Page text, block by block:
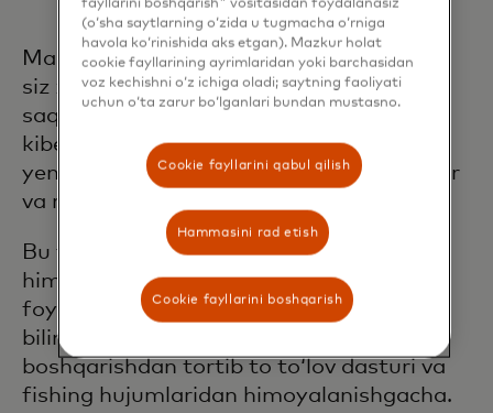
Mastercard Ishonch Markazi yordamida
siz xakerlar va firibgarlardan xavfsizroq
saqlashga yordam beradigan
kiberxavfsizlikning murakkabligini
yengillashtiradigan ma'lumotlar, vositalar
va resurslarga kirishingiz mumkin.
Bu yerda biz biznesingizni yaxshiroq
himoya qilish uchun darhol
foydalanishingiz mumkin bo'lgan muhim
bilimlardan boshlaymiz — parollarni
boshqarishdan tortib to to‘lov dasturi va
fishing hujumlaridan himoyalanishgacha.
fayllarini boshqarish" vositasidan foydalanasiz
(o‘sha saytlarning o‘zida u tugmacha o‘rniga
havola ko‘rinishida aks etgan). Mazkur holat
cookie fayllarining ayrimlaridan yoki barchasidan
voz kechishni o‘z ichiga oladi; saytning faoliyati
uchun o‘ta zarur bo‘lganlari bundan mustasno.
Cookie fayllarini qabul qilish
Hammasini rad etish
Cookie fayllarini boshqarish